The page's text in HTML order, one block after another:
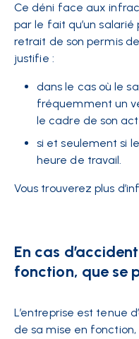
Ce déni face aux
par le fait qu’un
retrait de son permis
justifie :
dans le cas où le
fréquemment un
le cadre de son
si et seulement si
heure de travail.
Vous trouverez plus
En cas
fonction, que se
L’entreprise est tenue
de sa mise en